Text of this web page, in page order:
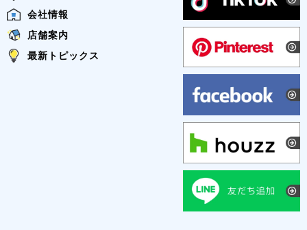
会社情報
店舗案内
最新トピックス